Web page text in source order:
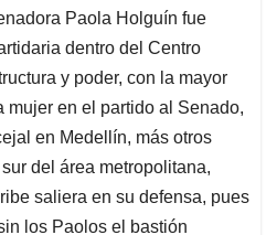
Paola Holguín fue
dentro del Centro
y poder, con la mayor
mujer en el partido al Senado,
en Medellín, más otros
del área metropolitana,
saliera en su defensa, pues
los Paolos el bastión